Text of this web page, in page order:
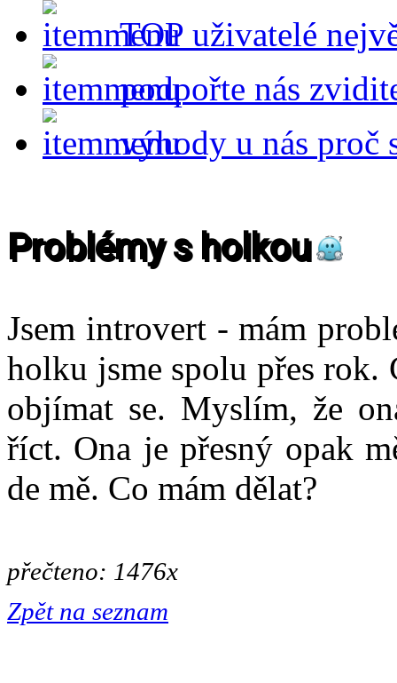
TOP uživatelé
podpořte nás
výhody u nás proč
Problémy s holkou
Jsem introvert - mám
holku jsme spolu přes rok.
objímat se. Myslím, že
říct. Ona je přesný opak
de mě. Co mám dělat?
přečteno: 1476x
Zpět na seznam